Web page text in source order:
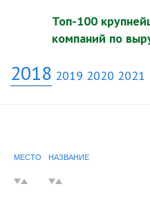
Топ-100
компаний по
2018 2019 2020 2021
МЕСТО НАЗВАНИЕ